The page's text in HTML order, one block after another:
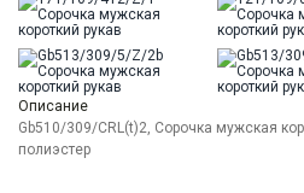
Описание
Gb510/309/CRL(t)2, Сорочка мужская
полиэстер